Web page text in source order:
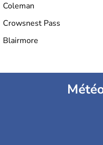
Coleman
Crowsnest Pass
Blairmore